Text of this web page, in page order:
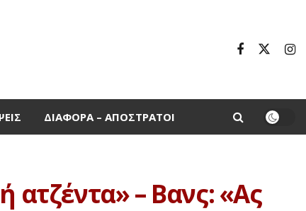
ΔΙΆΦΟΡΑ – ΑΠΌΣΤΡΑΤΟΙ
– Βανς: «Ας